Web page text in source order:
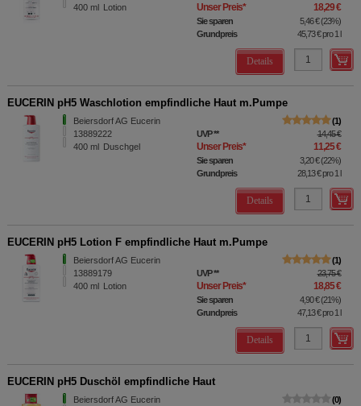
400 ml Lotion Unser Preis* 18,29 €
Sie sparen 5,46 €(23%)
Grundpreis
45,73 €pro 1 l
Details
EUCERIN pH5 Waschlotion empfindliche Haut m.Pumpe
Beiersdorf AG Eucerin
13889222
400 ml Duschgel
1
UVP** 14,45 €
Unser Preis* 11,25 €
Sie sparen 3,20 €(22%)
Grundpreis
28,13 €pro 1 l
Details
EUCERIN pH5 Lotion F empfindliche Haut m.Pumpe
Beiersdorf AG Eucerin
13889179
400 ml Lotion
1
UVP** 23,75 €
Unser Preis* 18,85 €
Sie sparen 4,90 €(21%)
Grundpreis
47,13 €pro 1 l
Details
EUCERIN pH5 Duschöl empfindliche Haut
Beiersdorf AG Eucerin
0